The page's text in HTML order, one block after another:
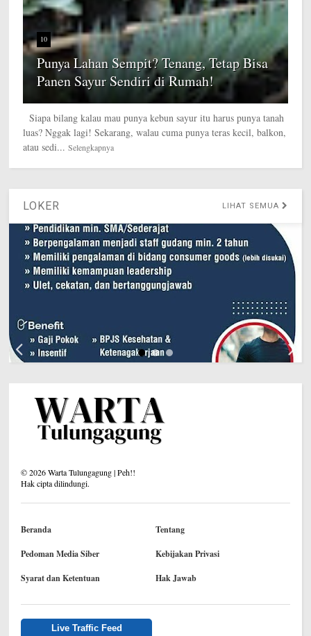
10
Punya Lahan Sempit? Tenang, Tetap Bisa
Panen Sayur Sendiri di Rumah!
Siapa bilang kalau mau punya kebun sayur itu harus punya tanah
luas? Nggak lagi! Sekarang, walau cuma punya teras kecil, balkon,
atau sedi... Selengkapnya
LOKER LIHAT SEMUA
©2026Warta Tulungagung | Peh!!
Hak cipta dilindungi.
Beranda Tentang
Pedoman Media Siber Kebijakan Privasi
Syarat dan Ketentuan Hak Jawab
Live Traffic Feed